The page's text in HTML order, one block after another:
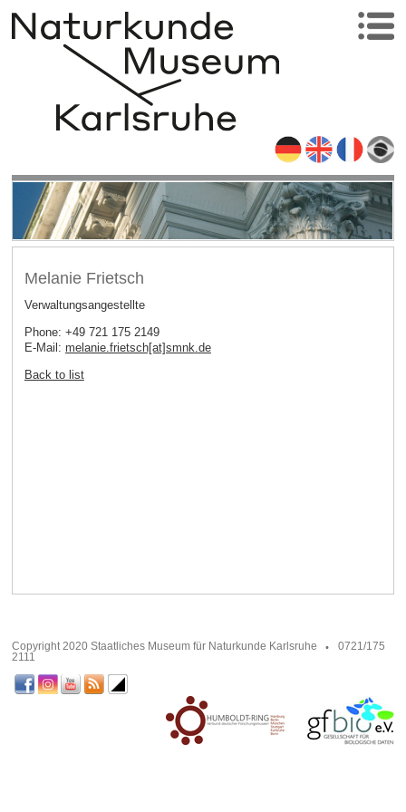
Melanie Frietsch
Verwaltungsangestellte
Phone: +49 721 175 2149
E-Mail: melanie.frietsch[at]smnk.de
Back to list
Copyright 2020 Staatliches Museum für Naturkunde Karlsruhe
0721/175
2111